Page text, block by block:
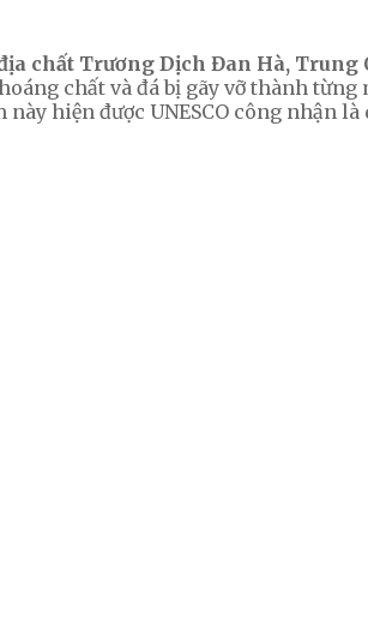
chất Trương Dịch Đan Hà, Trung
chất và đá bị gãy vỡ thành
này hiện được UNESCO công nhận